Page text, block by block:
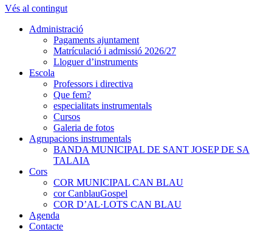
Vés al contingut
Administració
Pagaments ajuntament
Matrículació i admissió 2026/27
Lloguer d’instruments
Escola
Professors i directiva
Que fem?
especialitats instrumentals
Cursos
Galeria de fotos
Agrupacions instrumentals
BANDA MUNICIPAL DE SANT JOSEP DE SA
TALAIA
Cors
COR MUNICIPAL CAN BLAU
cor CanblauGospel
COR D’AL·LOTS CAN BLAU
Agenda
Contacte